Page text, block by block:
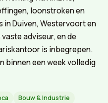
loonstroken en
Duiven, Westervoort en
adviseur, en de
is inbegrepen.
binnen een week volledig
Bouw & Industrie